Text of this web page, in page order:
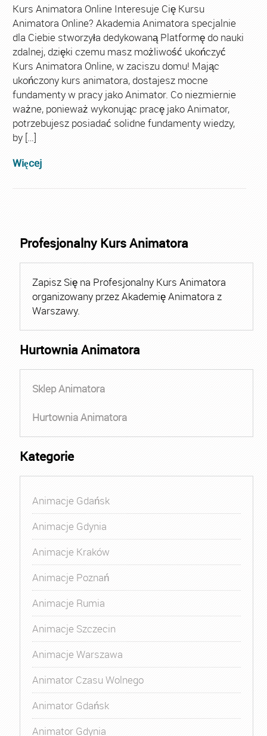
Kurs Animatora Online Interesuje Cię Kursu
Animatora Online? Akademia Animatora specjalnie
dla Ciebie stworzyła dedykowaną Platformę do nauki
zdalnej, dzięki czemu masz możliwość ukończyć
Kurs Animatora Online, w zaciszu domu! Mając
ukończony kurs animatora, dostajesz mocne
fundamenty w pracy jako Animator. Co niezmiernie
ważne, ponieważ wykonując pracę jako Animator,
potrzebujesz posiadać solidne fundamenty wiedzy,
by […]
Więcej
Profesjonalny Kurs Animatora
Zapisz Się na Profesjonalny Kurs Animatora
organizowany przez Akademię Animatora z
Warszawy.
Hurtownia Animatora
Sklep Animatora
Hurtownia Animatora
Kategorie
Animacje Gdańsk
Animacje Gdynia
Animacje Kraków
Animacje Poznań
Animacje Rumia
Animacje Szczecin
Animacje Warszawa
Animator Czasu Wolnego
Animator Gdańsk
Animator Gdynia